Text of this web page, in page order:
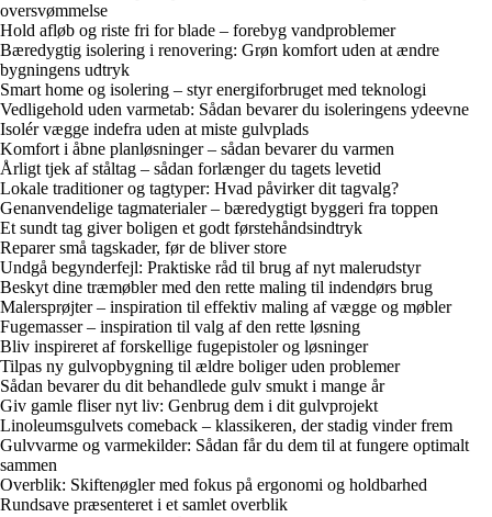
oversvømmelse
Hold afløb og riste fri for blade – forebyg vandproblemer
Bæredygtig isolering i renovering: Grøn komfort uden at ændre
bygningens udtryk
Smart home og isolering – styr energiforbruget med teknologi
Vedligehold uden varmetab: Sådan bevarer du isoleringens ydeevne
Isolér vægge indefra uden at miste gulvplads
Komfort i åbne planløsninger – sådan bevarer du varmen
Årligt tjek af ståltag – sådan forlænger du tagets levetid
Lokale traditioner og tagtyper: Hvad påvirker dit tagvalg?
Genanvendelige tagmaterialer – bæredygtigt byggeri fra toppen
Et sundt tag giver boligen et godt førstehåndsindtryk
Reparer små tag­skader, før de bliver store
Undgå begynderfejl: Praktiske råd til brug af nyt malerudstyr
Beskyt dine træmøbler med den rette maling til indendørs brug
Malersprøjter – inspiration til effektiv maling af vægge og møbler
Fugemasser – inspiration til valg af den rette løsning
Bliv inspireret af forskellige fugepistoler og løsninger
Tilpas ny gulvopbygning til ældre boliger uden problemer
Sådan bevarer du dit behandlede gulv smukt i mange år
Giv gamle fliser nyt liv: Genbrug dem i dit gulvprojekt
Linoleumsgulvets comeback – klassikeren, der stadig vinder frem
Gulvvarme og varmekilder: Sådan får du dem til at fungere optimalt
sammen
Overblik: Skiftenøgler med fokus på ergonomi og holdbarhed
Rundsave præsenteret i et samlet overblik